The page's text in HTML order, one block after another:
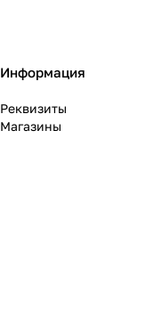
Информация
Реквизиты
Магазины